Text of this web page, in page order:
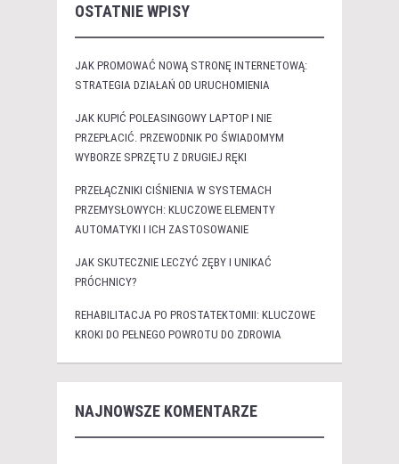
OSTATNIE WPISY
JAK PROMOWAĆ NOWĄ STRONĘ INTERNETOWĄ:
STRATEGIA DZIAŁAŃ OD URUCHOMIENIA
JAK KUPIĆ POLEASINGOWY LAPTOP I NIE
PRZEPŁACIĆ. PRZEWODNIK PO ŚWIADOMYM
WYBORZE SPRZĘTU Z DRUGIEJ RĘKI
PRZEŁĄCZNIKI CIŚNIENIA W SYSTEMACH
PRZEMYSŁOWYCH: KLUCZOWE ELEMENTY
AUTOMATYKI I ICH ZASTOSOWANIE
JAK SKUTECZNIE LECZYĆ ZĘBY I UNIKAĆ
PRÓCHNICY?
REHABILITACJA PO PROSTATEKTOMII: KLUCZOWE
KROKI DO PEŁNEGO POWROTU DO ZDROWIA
NAJNOWSZE KOMENTARZE